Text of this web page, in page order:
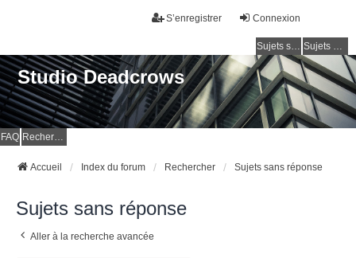
Connexion
S’enregistrer
Sujets sans réponse Sujets actifs
Studio Deadcrows
FAQ Rechercher
Accueil Index du forum Rechercher Sujets sans réponse
Sujets sans réponse
Aller à la recherche avancée